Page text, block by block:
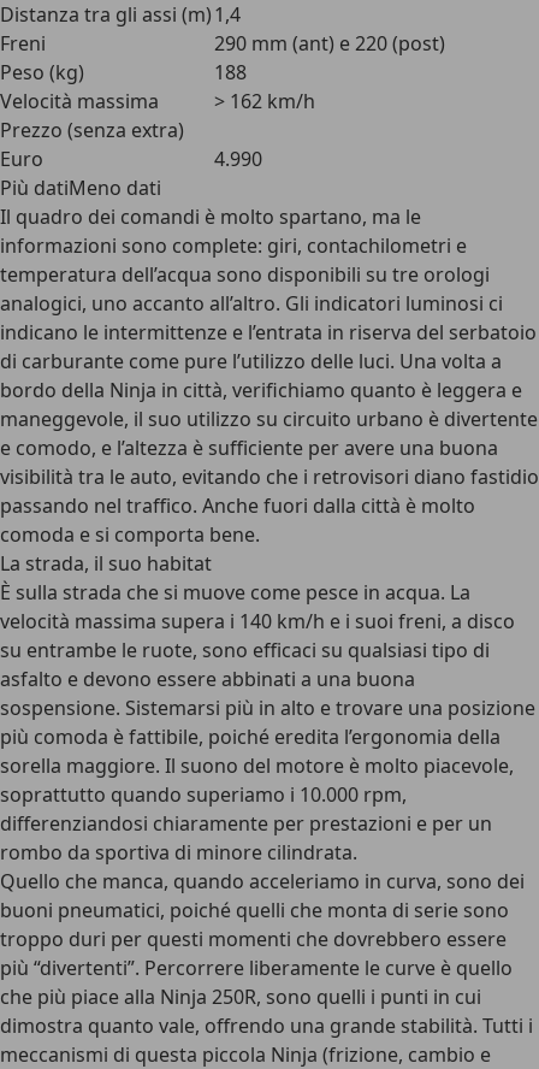
Distanza tra gli assi (m)1,4
Freni
290 mm (ant) e 220 (post)
Peso (kg)
188
Velocità massima
> 162 km/h
Prezzo (senza extra)
Euro
4.990
Più datiMeno dati
Il quadro dei comandi è molto spartano, ma le
informazioni sono complete: giri, contachilometri e
temperatura dell’acqua sono disponibili su tre orologi
analogici, uno accanto all’altro. Gli indicatori luminosi ci
indicano le intermittenze e l’entrata in riserva del serbatoio
di carburante come pure l’utilizzo delle luci. Una volta a
bordo della Ninja in città, verifichiamo quanto è leggera e
maneggevole, il suo utilizzo su circuito urbano è divertente
e comodo, e l’altezza è sufficiente per avere una buona
visibilità tra le auto, evitando che i retrovisori diano fastidio
passando nel traffico. Anche fuori dalla città è molto
comoda e si comporta bene.
La strada, il suo habitat
È sulla strada che si muove come pesce in acqua. La
velocità massima supera i 140 km/h e i suoi freni, a disco
su entrambe le ruote, sono efficaci su qualsiasi tipo di
asfalto e devono essere abbinati a una buona
sospensione. Sistemarsi più in alto e trovare una posizione
più comoda è fattibile, poiché eredita l’ergonomia della
sorella maggiore. Il suono del motore è molto piacevole,
soprattutto quando superiamo i 10.000 rpm,
differenziandosi chiaramente per prestazioni e per un
rombo da sportiva di minore cilindrata.
Quello che manca, quando acceleriamo in curva, sono dei
buoni pneumatici, poiché quelli che monta di serie sono
troppo duri per questi momenti che dovrebbero essere
più “divertenti”. Percorrere liberamente le curve è quello
che più piace alla Ninja 250R, sono quelli i punti in cui
dimostra quanto vale, offrendo una grande stabilità. Tutti i
meccanismi di questa piccola Ninja (frizione, cambio e